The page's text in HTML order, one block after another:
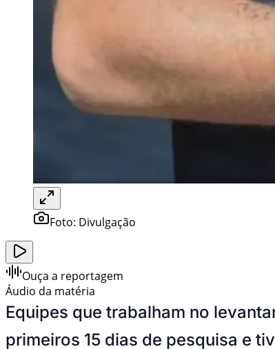
Foto: Divulgação
Ouça a reportagem
Áudio da matéria
Equipes que trabalham no
primeiros 15 dias de pesquisa e